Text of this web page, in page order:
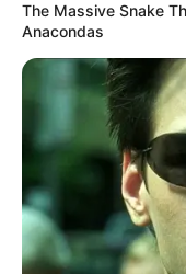
How To Get An
MEDVI
The Massive Snake
Anacondas